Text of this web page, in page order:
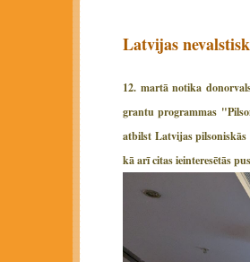
Latvijas
12. martā notika
grantu programmas
atbilst Latvijas pilsoniskās
kā arī citas ieinteresētās